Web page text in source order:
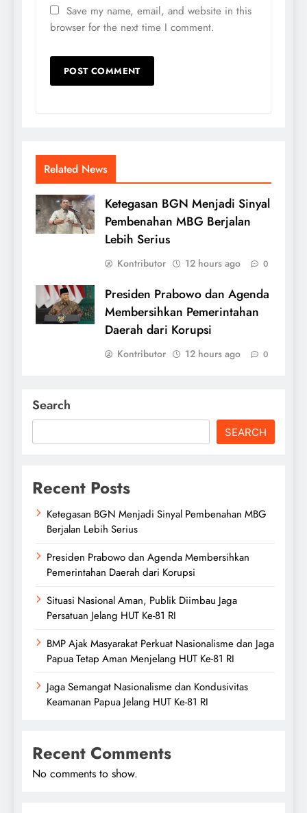
Save my name, email, and website in this
browser for the next time I comment.
Related News
Ketegasan BGN Menjadi Sinyal
Pembenahan MBG Berjalan
Lebih Serius
Kontributor 12 hours ago 0
Presiden Prabowo dan Agenda
Membersihkan Pemerintahan
Daerah dari Korupsi
Kontributor 12 hours ago 0
Search
SEARCH
Recent Posts
Ketegasan BGN Menjadi Sinyal Pembenahan MBG
Berjalan Lebih Serius
Presiden Prabowo dan Agenda Membersihkan
Pemerintahan Daerah dari Korupsi
Situasi Nasional Aman, Publik Diimbau Jaga
Persatuan Jelang HUT Ke-81 RI
BMP Ajak Masyarakat Perkuat Nasionalisme dan Jaga
Papua Tetap Aman Menjelang HUT Ke-81 RI
Jaga Semangat Nasionalisme dan Kondusivitas
Keamanan Papua Jelang HUT Ke-81 RI
Recent Comments
No comments to show.